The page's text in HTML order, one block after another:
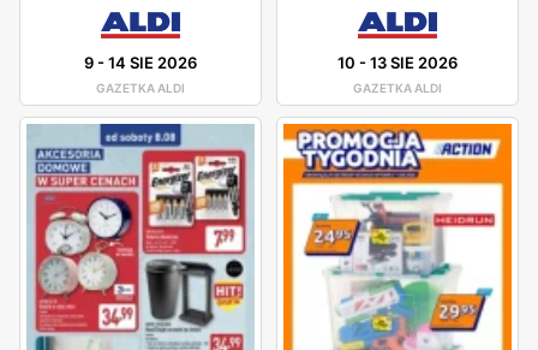
9-14 SIE 2026
GAZETKA ALDI
10 -13 SIE 2026
GAZETKA ALDI